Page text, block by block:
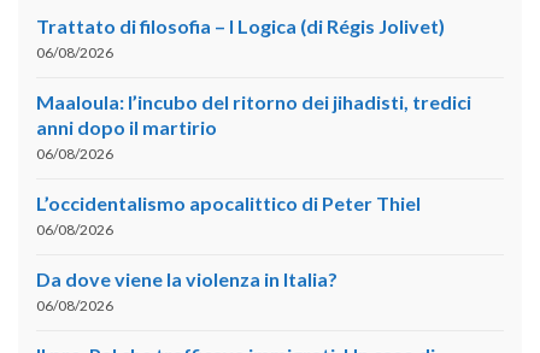
Trattato di filosofia – I Logica (di Régis Jolivet)
06/08/2026
Maaloula: l’incubo del ritorno dei jihadisti, tredici
anni dopo il martirio
06/08/2026
L’occidentalismo apocalittico di Peter Thiel
06/08/2026
Da dove viene la violenza in Italia?
06/08/2026